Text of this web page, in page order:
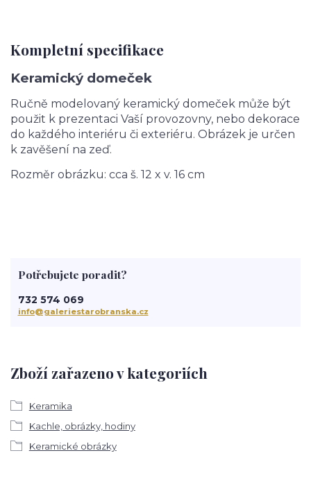
Kompletní specifikace
Keramický domeček
Ručně modelovaný keramický domeček může být
použit k prezentaci Vaší provozovny, nebo dekorace
do každého interiéru či exteriéru. Obrázek je určen
k zavěšení na zeď.
Rozměr obrázku: cca š. 12 x v. 16 cm
Zboží zařazeno v kategoriích
Keramika
Kachle, obrázky, hodiny
Keramické obrázky
Potřebujete poradit?
732 574 069
info@galeriestarobranska.cz